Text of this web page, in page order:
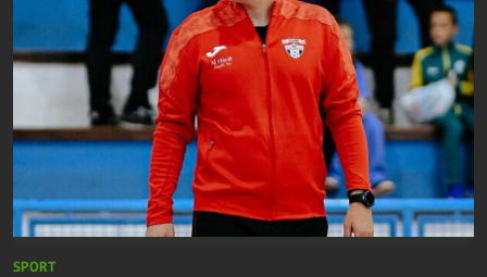
SPORT